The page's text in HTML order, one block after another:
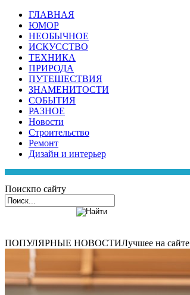
ГЛАВНАЯ
ЮМОР
НЕОБЫЧНОЕ
ИСКУССТВО
ТЕХНИКА
ПРИРОДА
ПУТЕШЕСТВИЯ
ЗНАМЕНИТОСТИ
СОБЫТИЯ
РАЗНОЕ
Новости
Строительство
Ремонт
Дизайн и интерьер
Поискпо сайту
ПОПУЛЯРНЫЕ НОВОСТИЛучшее на сайте